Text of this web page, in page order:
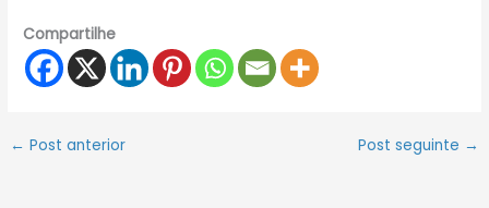
Compartilhe
← Post anterior Post seguinte →